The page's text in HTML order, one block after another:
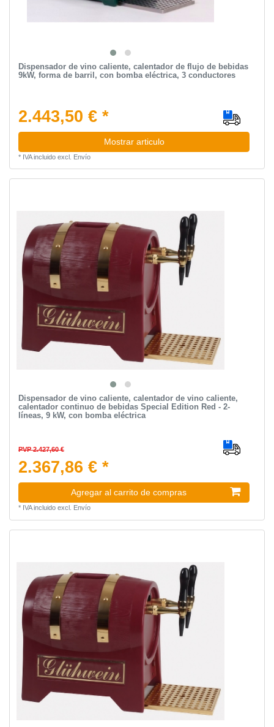
Dispensador de vino caliente, calentador de flujo de bebidas
9kW, forma de barril, con bomba eléctrica, 3 conductores
2.443,50 € *
Mostrar articulo
* IVA incluidoexcl. Envío
Dispensador de vino caliente, calentador de vino caliente,
calentador continuo de bebidas Special Edition Red - 2-
líneas, 9 kW, con bomba eléctrica
PVP 2.427,60 €
2.367,86 € *
Agregar al carrito de compras
* IVA incluidoexcl. Envío